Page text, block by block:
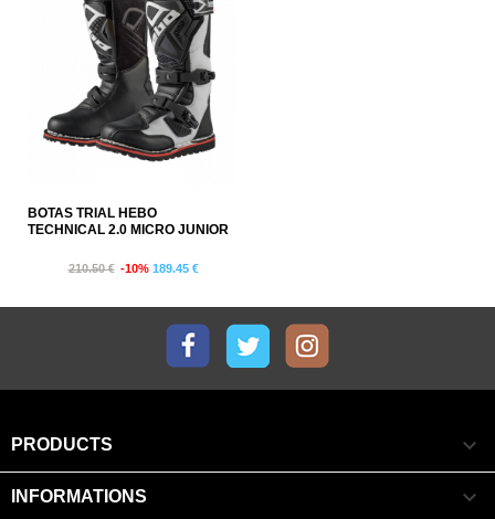
BOTAS TRIAL HEBO
TECHNICAL 2.0 MICRO JUNIOR
210.50 € -10% 189.45 €
FacebookTwitter
PRODUCTS 
INFORMATIONS 